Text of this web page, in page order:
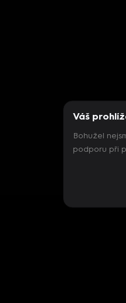
Váš
Bohužel
podporu při